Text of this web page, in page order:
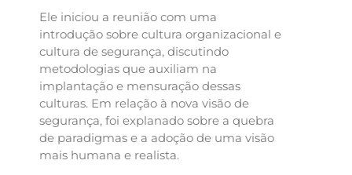
Ele iniciou a reunião com uma
introdução sobre cultura organizacional e
cultura de segurança, discutindo
metodologias que auxiliam na
implantação e mensuração dessas
culturas. Em relação à nova visão de
segurança, foi explanado sobre a quebra
de paradigmas e a adoção de uma visão
mais humana e realista.